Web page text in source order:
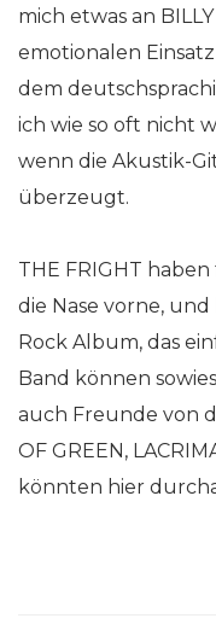
mich etwas an
emotionalen
dem
ich wie so oft nicht
wenn die Akustik-
überzeugt.
THE FRIGHT
die Nase vorne,
Rock Album, das
Band können
auch Freunde von
OF GREEN,
könnten hier